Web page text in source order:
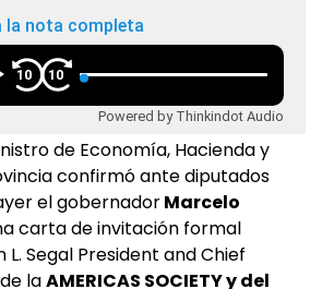
la nota completa
10 10
Powered by Thinkindot Audio
de Economía, Hacienda y
confirmó ante diputados
el gobernadorMarcelo
carta de invitación formal
Segal President and Chief
laAMERICAS SOCIETY y del